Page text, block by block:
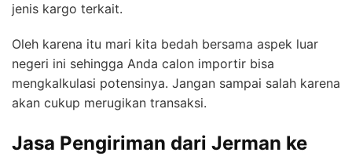
jenis kargo terkait.
Oleh karena itu mari kita bedah bersama aspek luar
negeri ini sehingga Anda calon importir bisa
mengkalkulasi potensinya. Jangan sampai salah karena
akan cukup merugikan transaksi.
Jasa Pengiriman dari Jerman ke